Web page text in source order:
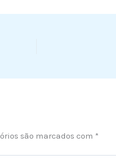
são marcados com *